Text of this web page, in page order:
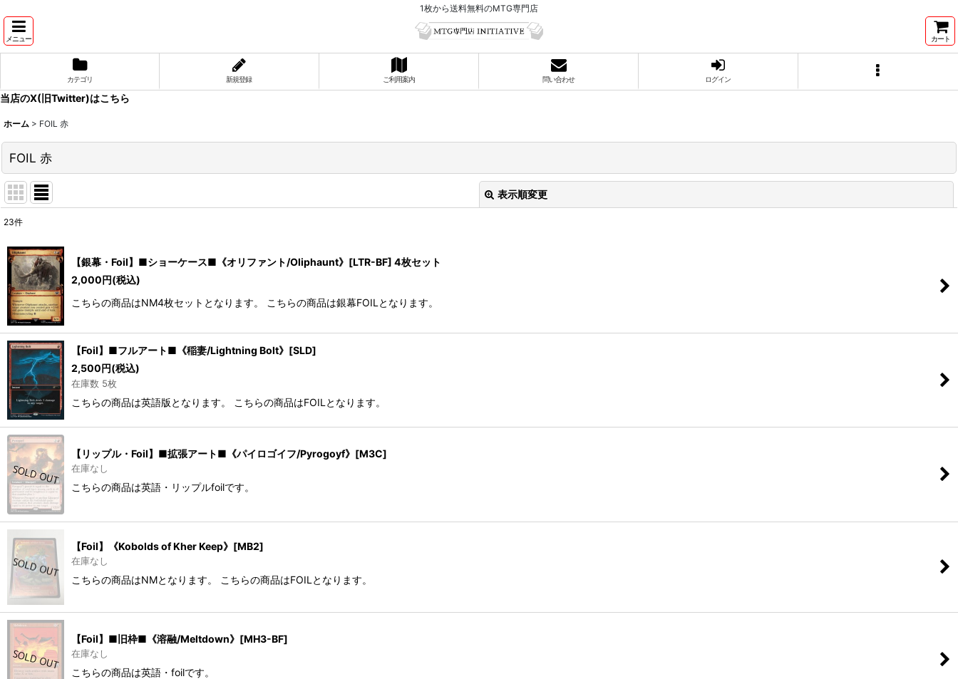
1枚から送料無料のMTG専門店
メニュー カート
カテゴリ 新規登録 ご利用案内 問い合わせ ログイン
当店のX(旧Twitter)はこちら
ホーム > FOIL 赤
FOIL 赤
表示順変更
並び順
23件
【銀幕・Foil】■ショーケース■《オリファント/Oliphaunt》[LTR-BF] 4枚セット
2,000円(税込)
こちらの商品はNM4枚セットとなります。 こちらの商品は銀幕FOILとなります。
【Foil】■フルアート■《稲妻/Lightning Bolt》[SLD]
2,500円(税込)
在庫数 5枚
こちらの商品は英語版となります。 こちらの商品はFOILとなります。
【リップル・Foil】■拡張アート■《パイロゴイフ/Pyrogoyf》[M3C]
在庫なし
こちらの商品は英語・リップルfoilです。
【Foil】《Kobolds of Kher Keep》[MB2]
在庫なし
こちらの商品はNMとなります。 こちらの商品はFOILとなります。
【Foil】■旧枠■《溶融/Meltdown》[MH3-BF]
在庫なし
こちらの商品は英語・foilです。